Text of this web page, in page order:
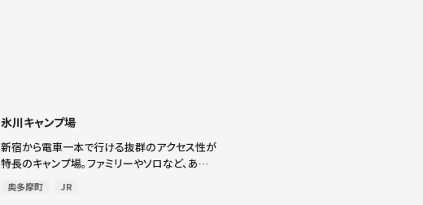
氷川キャンプ場
新宿から電車一本で行ける抜群のアクセス性が
特長のキャンプ場。ファミリーやソロなど、あら
ゆるキャンパーが訪れます。 キャンプギアを自由
にレイアウトできるフリーサイトではBBQや焚火
奥多摩町 JR